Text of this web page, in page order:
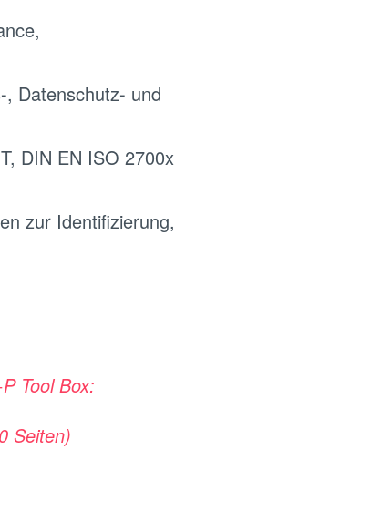
Datenschutz- und
DIN EN ISO 2700x
zur Identifizierung,
Tool Box:
Seiten)